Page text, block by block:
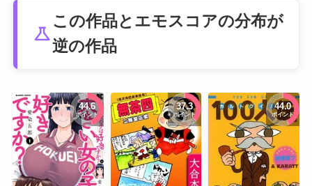
science
この作品とエモスコアの分布が
逆の作品
44.6
ポイント
37.3
ポイント
44.0
ポイント